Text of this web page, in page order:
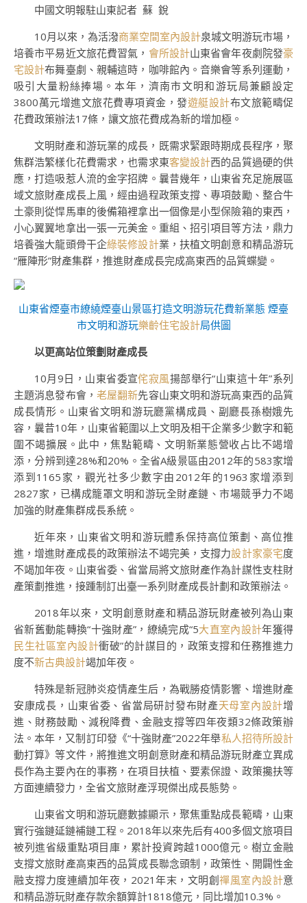
中國文明報駐山東記者 蘇 銳
10月以來，為活潑商業空間室內設計泉城文明游玩市場，
培養市平易近文旅花費習氣， 會所設計山東省會年夜劇院發豪
宅設計布舞臺劇、親輔這時，咖啡館內。音樂會等系列運動，
吸引大量粉絲捧場。本年，濟南市文明和游玩局兼顧設定
3800萬元增進文旅花費專項資金，發遊艇設計布文旅範疇促
花費政策辦法17條，讓文旅花費成為新的增加極。
文明財產和游玩業的成長，既需求緊跟時期成長程序，聚
焦群浩繁樣化花費需求，也需求東客變設計西的品質過硬的供
應，打造吸惹人流的金字招牌。曩昔幾年，山東省充足施展區
域文旅財產成長上風，經由過程政策支撐、專項鼓勵、整合牛
土豪則從悍馬車的後備箱裡拿出一個像是小型保險箱的東西，
小心翼翼地拿出一張一元美金。重組、招引項目等方法，鼎力
培養強大龍頭骨干企綠裝修設計業，扶植文明創意和精品游玩
“雁陣形”財產集群，推進財產成長完成高東西的品質蝶變。
山東省煙臺市繚繞煙臺山景區打造文明游玩花費新業態 煙臺
市文明和游玩樂齡住宅設計局供圖
以更高站位策劃財產成長
10月9日，山東省委宣侘寂風揚部舉行“山東這十年”系列
主題消息發布會， 老屋翻新先容山東文明和游玩高東西的品質
成長情形。山東省文明和游玩廳黨構成員、副廳長孫樹娥先
容，曩昔10年，山東省範圍以上文明及相干企業多少數字和範
圍不竭擴展。此中，焦點範疇、文明新業態營收占比不竭增
添，分辨到達28%和20%。全省A級景區由2012年的583家增
添到1165家，觀光社多少數字由2012年的1963家增添到
2827家，已構成籠罩文明和游玩全財產鏈、市場競爭力不竭
加強的財產集群成長系統。
近年來，山東省文明和游玩體系保持高位策劃、高位推
進，增進財產成長的政策辦法不竭完美，支撐力設計家豪宅度
不竭加年夜。山東省委、省當局將文旅財產作為計謀性支柱財
產策劃推進，接踵制訂出臺一系列財產成長計劃和政策辦法。
2018年以來，文明創意財產和精品游玩財產被列為山東
省新舊動能轉換“十強財產”，繚繞完成“5大直室內設計年獲得
民生社區室內設計衝破”的計謀目的，政策支撐和任務推進力
度不新古典設計竭加年夜。
特殊是新冠肺炎疫情產生后，為戰勝疫情影響、增進財產
安康成長，山東省委、省當局研討發布財產天母室內設計增
進、財務鼓勵、減稅降費、金融支撐等四年夜類32條政策辦
法。本年，又制訂印發《“十強財產”2022年舉私人招待所設計
動打算》等文件，將推進文明創意財產和精品游玩財產立異成
長作為主要內在的事務，在項目扶植、要素保證、政策攙扶等
方面連續發力，全省文旅財產浮現傑出成長態勢。
山東省文明和游玩廳數據顯示，聚焦重點成長範疇，山東
實行強鏈延鏈補鏈工程。2018年以來先后有400多個文旅項目
被列進省級重點項目庫，累計投資跨越1000億元。樹立金融
支撐文旅財產高東西的品質成長聯念頭制，政策性、開闢性金
融支撐力度連續加年夜，2021年末，文明創 禪風室內設計意
和精品游玩財產存款余額算計1818億元，同比增加10.3%。